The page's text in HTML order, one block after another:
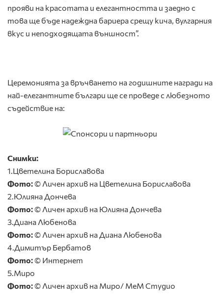
прояви на красотата и елегантността и заедно с
това ще бъде надеждна бариера срещу кича, вулгарния
вкус и неподходящата външност”.
Церемонията за връчването на годишните награди на
най-елегантните българи ще се проведе с любезното
съдействие на:
Снимки:
1.Цветелина Бориславова
Фото:© Личен архив на Цветелина Бориславова
2.Юлияна Дончева
Фото:© Личен архив на Юлияна Дончева
3.Диана Любенова
Фото:© Личен архив на Диана Любенова
4.Димитър Бербатов
Фото:© Интернет
5.Миро
Фото:© Личен архив на Миро/ МеМ Студио